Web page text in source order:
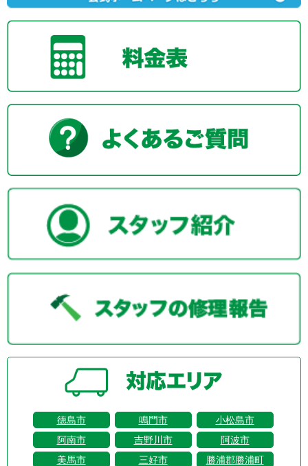
徳島市 鳴門市
小松島市
阿南市
吉野川市
阿波市
美馬市
三好市 勝浦郡勝浦町